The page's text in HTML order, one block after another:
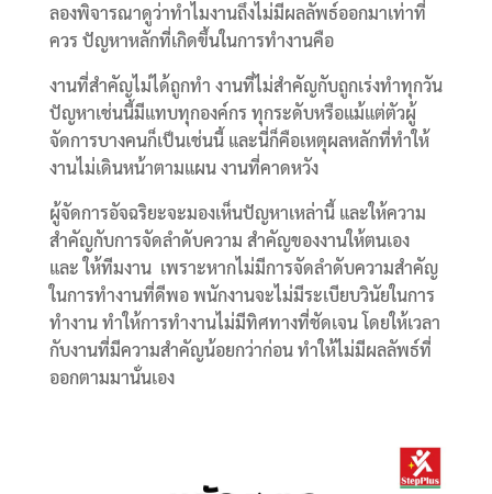
ลองพิจารณาดูว่าทำไมงานถึงไม่มีผลลัพธ์ออกมาเท่าที่
ควร ปัญหาหลักที่เกิดขึ้นในการทำงานคือ
งานที่สำคัญไม่ได้ถูกทำ งานที่ไม่สำคัญกับถูกเร่งทำทุกวัน
ปัญหาเช่นนี้มีแทบทุกองค์กร ทุกระดับหรือแม้แต่ตัวผู้
จัดการบางคนก็เป็นเช่นนี้ และนี่ก็คือเหตุผลหลักที่ทำให้
งานไม่เดินหน้าตามแผน งานที่คาดหวัง
ผู้จัดการอัจฉริยะจะมองเห็นปัญหาเหล่านี้ และให้ความ
สำคัญกับการจัดลำดับความ สำคัญของงานให้ตนเอง
และ ให้ทีมงาน เพราะหากไม่มีการจัดลำดับความสำคัญ
ในการทำงานที่ดีพอ พนักงานจะไม่มีระเบียบวินัยในการ
ทำงาน ทำให้การทำงานไม่มีทิศทางที่ชัดเจน โดยให้เวลา
กับงานที่มีความสำคัญน้อยกว่าก่อน ทำให้ไม่มีผลลัพธ์ที่
ออกตามมานั่นเอง